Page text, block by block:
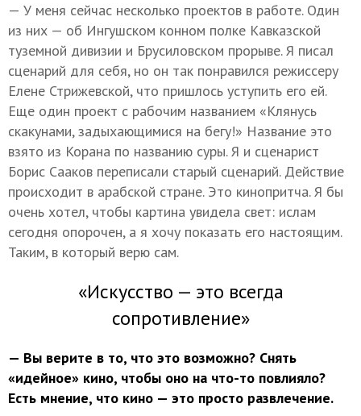
— У меня сейчас несколько проектов в работе. Один
из них — об Ингушском конном полке Кавказской
туземной дивизии и Брусиловском прорыве. Я писал
сценарий для себя, но он так понравился режиссеру
Елене Стрижевской, что пришлось уступить его ей.
Еще один проект с рабочим названием «Клянусь
скакунами, задыхающимися на бегу!» Название это
взято из Корана по названию суры. Я и сценарист
Борис Сааков переписали старый сценарий. Действие
происходит в арабской стране. Это кинопритча. Я бы
очень хотел, чтобы картина увидела свет: ислам
сегодня опорочен, а я хочу показать его настоящим.
Таким, в который верю сам.
«Искусство — это всегда
сопротивление»
— Вы верите в то, что это возможно? Снять
«идейное» кино, чтобы оно на что-то повлияло?
Есть мнение, что кино — это просто развлечение.